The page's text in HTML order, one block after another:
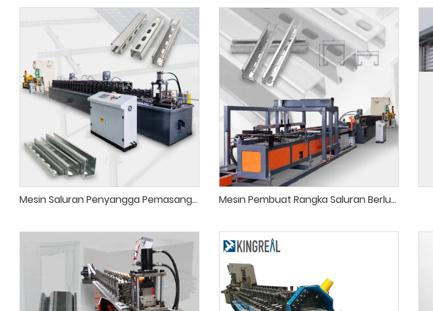
Mesin Saluran Penyangga Pemasangan Panel Surya Mesin Pembuat Rangka Saluran Berlubang